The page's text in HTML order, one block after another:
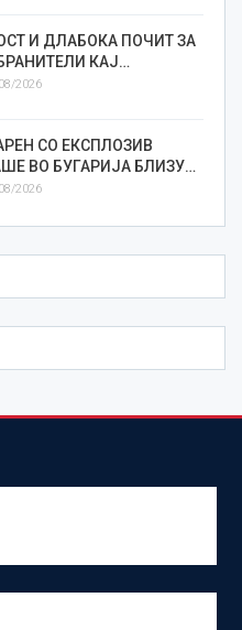
И ДЛАБОКА ПОЧИТ ЗА
КАЈ…
2026
СО ЕКСПЛОЗИВ
ВО БУГАРИЈА БЛИЗУ…
2026